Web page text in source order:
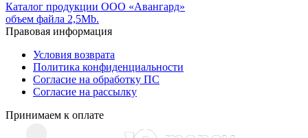
Каталог продукции ООО «Авангард»
объем файла 2,5Mb.
Правовая информация
Условия возврата
Политика конфиденциальности
Согласие на обработку ПС
Согласие на рассылку
Принимаем к оплате